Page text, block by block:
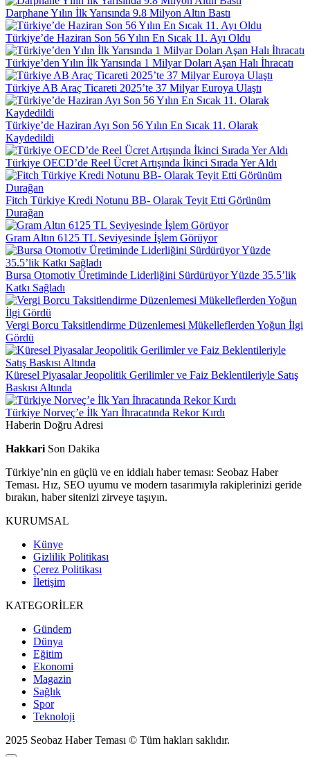
Darphane Yılın İlk Yarısında 9.8 Milyon Altın Bastı
Türkiye’de Haziran Son 56 Yılın En Sıcak 11. Ayı Oldu
Türkiye’den Yılın İlk Yarısında 1 Milyar Doları Aşan Halı İhracatı
Türkiye AB Araç Ticareti 2025’te 37 Milyar Euroya Ulaştı
Türkiye’de Haziran Ayı Son 56 Yılın En Sıcak 11. Olarak
Kaydedildi
Türkiye OECD’de Reel Ücret Artışında İkinci Sırada Yer Aldı
Fitch Türkiye Kredi Notunu BB- Olarak Teyit Etti Görünüm
Durağan
Gram Altın 6125 TL Seviyesinde İşlem Görüyor
Bursa Otomotiv Üretiminde Liderliğini Sürdürüyor Yüzde 35.5’lik
Katkı Sağladı
Vergi Borcu Taksitlendirme Düzenlemesi Mükelleflerden Yoğun İlgi
Gördü
Küresel Piyasalar Jeopolitik Gerilimler ve Faiz Beklentileriyle Satış
Baskısı Altında
Türkiye Norveç’e İlk Yarı İhracatında Rekor Kırdı
Haberin Doğru Adresi
Hakkari Son Dakika
Türkiye’nin en güçlü ve en iddialı haber teması: Seobaz Haber
Teması. Hız, SEO uyumu ve modern tasarımıyla rakiplerinizi geride
bırakın, haber sitenizi zirveye taşıyın.
KURUMSAL
Künye
Gizlilik Politikası
Çerez Politikası
İletişim
KATEGORİLER
Gündem
Dünya
Eğitim
Ekonomi
Magazin
Sağlık
Spor
Teknoloji
2025 Seobaz Haber Teması © Tüm hakları saklıdır.